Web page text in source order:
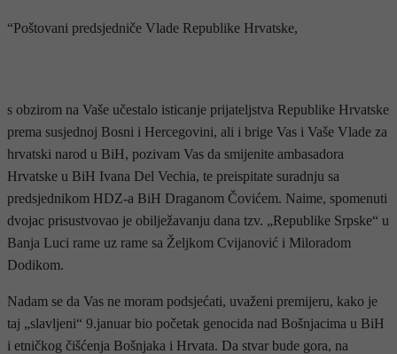
“Poštovani predsjedniče Vlade Republike Hrvatske,
s obzirom na Vaše učestalo isticanje prijateljstva Republike Hrvatske
prema susjednoj Bosni i Hercegovini, ali i brige Vas i Vaše Vlade za
hrvatski narod u BiH, pozivam Vas da smijenite ambasadora
Hrvatske u BiH Ivana Del Vechia, te preispitate suradnju sa
predsjednikom HDZ-a BiH Draganom Čovićem. Naime, spomenuti
dvojac prisustvovao je obilježavanju dana tzv. „Republike Srpske“ u
Banja Luci rame uz rame sa Željkom Cvijanović i Miloradom
Dodikom.
Nadam se da Vas ne moram podsjećati, uvaženi premijeru, kako je
taj „slavljeni“ 9.januar bio početak genocida nad Bošnjacima u BiH
i etničkog čišćenja Bošnjaka i Hrvata. Da stvar bude gora, na